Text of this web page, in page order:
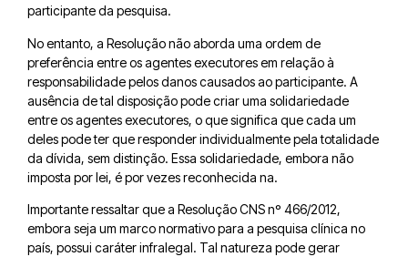
participante da pesquisa.
No entanto, a Resolução não aborda uma ordem de
preferência entre os agentes executores em relação à
responsabilidade pelos danos causados ao participante. A
ausência de tal disposição pode criar uma solidariedade
entre os agentes executores, o que significa que cada um
deles pode ter que responder individualmente pela totalidade
da dívida, sem distinção. Essa solidariedade, embora não
imposta por lei, é por vezes reconhecida na.
Importante ressaltar que a Resolução CNS nº 466/2012,
embora seja um marco normativo para a pesquisa clínica no
país, possui caráter infralegal. Tal natureza pode gerar